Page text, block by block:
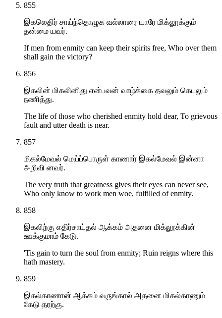
855
இகலெதிர் சாய்ந்தொழுக வல்லாரை யாரே மிக்லூக்கும்
தன்மை யவர்.
If men from enmity can keep their spirits free, Who over them
shall gain the victory?
856
இகலின் மிகலினிது என்பவன் வாழ்க்கை தவலும் கெடலும்
நணித்து.
The life of those who cherished enmity hold dear, To grievous
fault and utter death is near.
857
மிகல்மேவல் மெய்ப்பொருள் காணார் இகல்மேவல் இன்னா
அறிவி னவர்.
The very truth that greatness gives their eyes can never see,
Who only know to work men woe, fulfilled of enmity.
858
இகலிற்கு எதிர்சாய்தல் ஆக்கம் அதனை மிக்லூக்கின்
ஊக்குமாம் கேடு.
'Tis gain to turn the soul from enmity; Ruin reigns where this
hath mastery.
859
இகல்காணான் ஆக்கம் வருங்கால் அதனை மிகல்காணும்
கேடு தரற்கு.